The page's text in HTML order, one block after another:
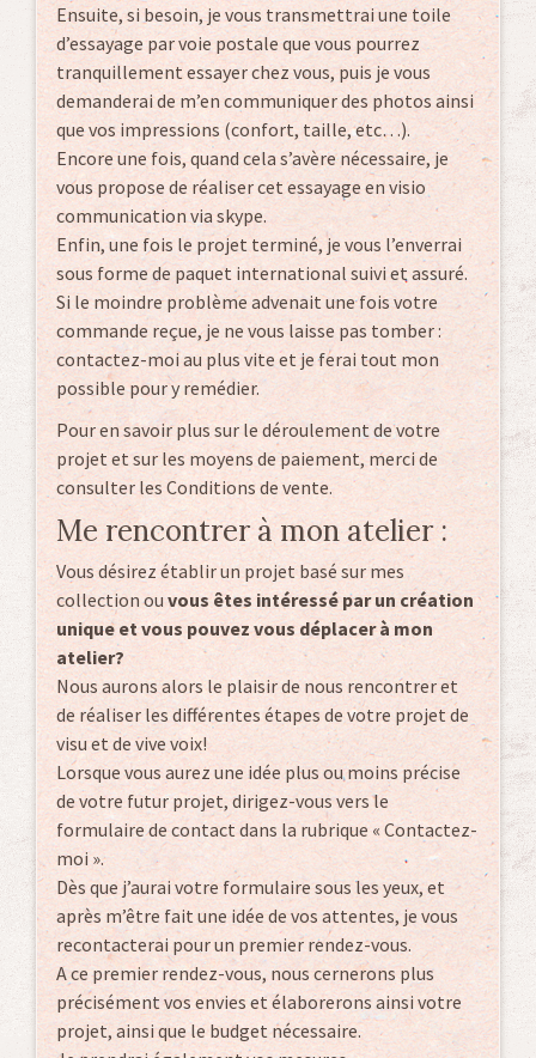
Ensuite, si besoin, je vous transmettrai une toile
d’essayage par voie postale que vous pourrez
tranquillement essayer chez vous, puis je vous
demanderai de m’en communiquer des photos ainsi
que vos impressions (confort, taille, etc…).
Encore une fois, quand cela s’avère nécessaire, je
vous propose de réaliser cet essayage en visio
communication via skype.
Enfin, une fois le projet terminé, je vous l’enverrai
sous forme de paquet international suivi et assuré.
Si le moindre problème advenait une fois votre
commande reçue, je ne vous laisse pas tomber :
contactez-moi au plus vite et je ferai tout mon
possible pour y remédier.
Pour en savoir plus sur le déroulement de votre
projet et sur les moyens de paiement, merci de
consulter les Conditions de vente.
Me rencontrer à mon atelier :
Vous désirez établir un projet basé sur mes
collection ouvous êtes intéressé par un création
unique et vous pouvez vous déplacer à mon
atelier?
Nous aurons alors le plaisir de nous rencontrer et
de réaliser les différentes étapes de votre projet de
visu et de vive voix!
Lorsque vous aurez une idée plus ou moins précise
de votre futur projet, dirigez-vous vers le
formulaire de contact dans la rubrique « Contactez-
moi ».
Dès que j’aurai votre formulaire sous les yeux, et
après m’être fait une idée de vos attentes, je vous
recontacterai pour un premier rendez-vous.
A ce premier rendez-vous, nous cernerons plus
précisément vos envies et élaborerons ainsi votre
projet, ainsi que le budget nécessaire.